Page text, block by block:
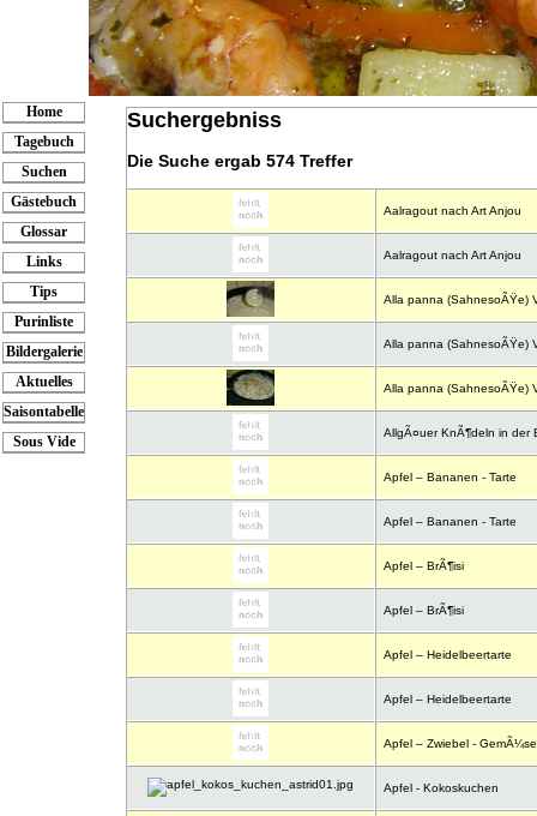
Home
Tagebuch
Suchen
Gästebuch
Glossar
Links
Tips
Purinliste
Bildergalerie
Aktuelles
Saisontabelle
Sous Vide
Suchergebniss
Die Suche ergab 574 Treffer
Aalragout nach Art Anjou
Aalragout nach Art Anjou
Alla panna (SahnesoÃŸe)
Alla panna (SahnesoÃŸe)
Alla panna (SahnesoÃŸe)
AllgÃ¤uer KnÃ¶deln in der
Apfel – Bananen - Tarte
Apfel – Bananen - Tarte
Apfel – BrÃ¶isi
Apfel – BrÃ¶isi
Apfel – Heidelbeertarte
Apfel – Heidelbeertarte
Apfel – Zwiebel -
Apfel - Kokoskuchen